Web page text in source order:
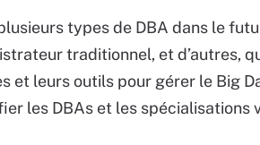
types de DBA dans le
traditionnel, et d’autres,
et leurs outils pour gérer le Big
les DBAs et les spécialisations